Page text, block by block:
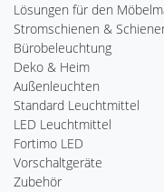
Lösungen für den
Stromschienen &
Bürobeleuchtung
Deko & Heim
Außenleuchten
Standard Leuchtmittel
LED Leuchtmittel
Fortimo LED
Vorschaltgeräte
Zubehör